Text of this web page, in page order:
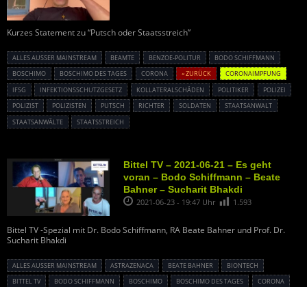
Kurzes Statement zu “Putsch oder Staatsstreich”
ALLES AUSSER MAINSTREAM BEAMTE BENZOE-POLITUR
BODO SCHIFFMANN
BOSCHIMO
BOSCHIMO DES TAGES CORONA « ZURÜCK
CORONAIMPFUNG
IFSG
INFEKTIONSSCHUTZGESETZ KOLLATERALSCHÄDEN POLITIKER
POLIZEI
POLIZIST
POLIZISTEN PUTSCH RICHTER SOLDATEN
STAATSANWALT
STAATSANWÄLTE
STAATSSTREICH
Bittel TV – 2021-06-21 – Es geht
voran – Bodo Schiffmann – Beate
Bahner – Sucharit Bhakdi
2021-06-23 - 19:47 Uhr 1.593
Bittel TV -Spezial mit Dr. Bodo Schiffmann, RA Beate Bahner und Prof. Dr.
Sucharit Bhakdi
ALLES AUSSER MAINSTREAM ASTRAZENACA BEATE BAHNER
BIONTECH
BITTEL TV
BODO SCHIFFMANN BOSCHIMO BOSCHIMO DES TAGES
CORONA